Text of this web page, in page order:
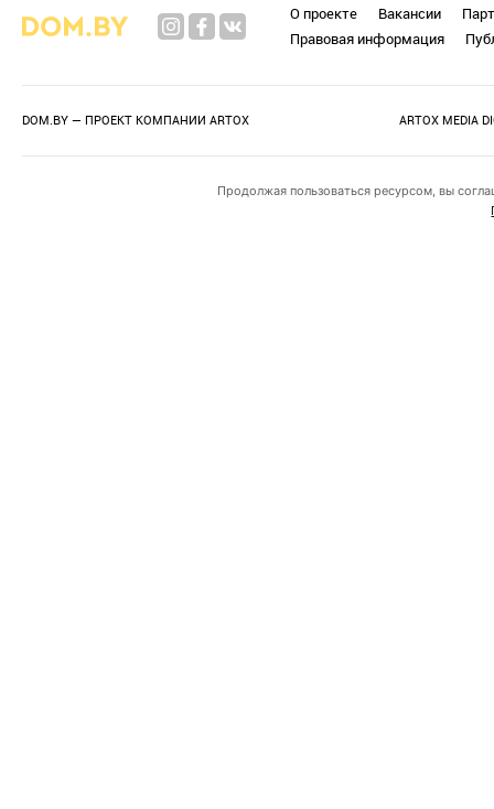
О проекте Вакансии
Правовая информация
DOM.BY — ПРОЕКТ КОМПАНИИ ARTOX ARTOX MEDIA
Продолжая пользоваться ресурсом, вы